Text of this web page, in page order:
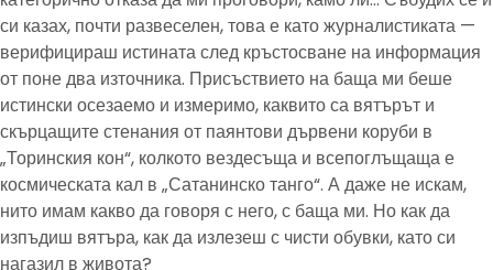
си казах, почти развеселен, това е като журналистиката —
верифицираш истината след кръстосване на информация
от поне два източника. Присъствието на баща ми беше
истински осезаемо и измеримо, каквито са вятърът и
скърцащите стенания от паянтови дървени коруби в
„Торинския кон“, колкото вездесъща и всепоглъщаща е
космическата кал в „Сатанинско танго“. А даже не искам,
нито имам какво да говоря с него, с баща ми. Но как да
изпъдиш вятъра, как да излезеш с чисти обувки, като си
нагазил в живота?